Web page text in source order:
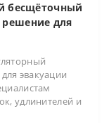
бесщёточный
решение для
эвакуации
удлинителей и